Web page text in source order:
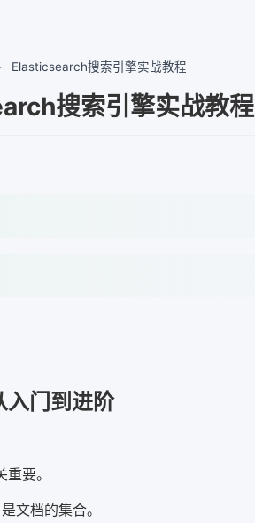
Elasticsearch搜索引擎实战教程
搜索引擎实战教程
门到进阶
要。
文档的集合。